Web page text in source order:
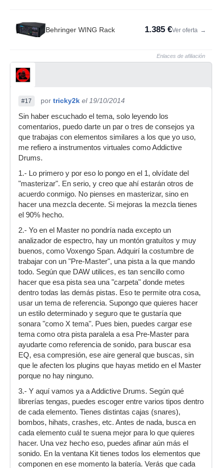
Behringer WING Rack 1.385 €Ver oferta →
Enlaces de afiliación
#17 por tricky2k el 19/10/2014
Sin haber escuchado el tema, solo leyendo los
comentarios, puedo darte un par o tres de consejos ya
que trabajas con elementos similares a los que yo uso,
me refiero a instrumentos virtuales como Addictive
Drums.
1.- Lo primero y por eso lo pongo en el 1, olvídate del
"masterizar". En serio, y creo que ahí estarán otros de
acuerdo conmigo. No pienses en masterizar, sino en
hacer una mezcla decente. Si mejoras la mezcla tienes
el 90% hecho.
2.- Yo en el Master no pondría nada excepto un
analizador de espectro, hay un montón gratuítos y muy
buenos, como Voxengo Span. Adquirí la costumbre de
trabajar con un "Pre-Master", una pista a la que mando
todo. Según que DAW utilices, es tan sencillo como
hacer que esa pista sea una "carpeta" donde metes
dentro todas las demás pistas. Eso te permite otra cosa,
usar un tema de referencia. Supongo que quieres hacer
un estilo determinado y seguro que te gustaría que
sonara "como X tema". Pues bien, puedes cargar ese
tema como otra pista paralela a esa Pre-Master para
ayudarte como referencia de sonido, para buscar esa
EQ, esa compresión, ese aire general que buscas, sin
que le afecten los plugins que hayas metido en el Master
porque no hay ninguno.
3.- Y aquí vamos ya a Addictive Drums. Según qué
librerías tengas, puedes escoger entre varios tipos dentro
de cada elemento. Tienes distintas cajas (snares),
bombos, hihats, crashes, etc. Antes de nada, busca en
cada elemento cuál te suena mejor para lo que quieres
hacer. Una vez hecho eso, puedes afinar aún más el
sonido. En la ventana Kit tienes todos los elementos que
componen en ese momento la batería. Verás que cada